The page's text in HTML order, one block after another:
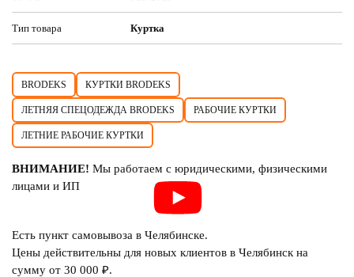
Тип товара Куртка
BRODEKS КУРТКИ BRODEKS
ЛЕТНЯЯ СПЕЦОДЕЖДА BRODEKS РАБОЧИЕ КУРТКИ
ЛЕТНИЕ РАБОЧИЕ КУРТКИ
ВНИМАНИЕ! Мы работаем с юридическими, физическими
лицами и ИП
Есть пункт самовывоза в Челябинске.
Цены действительны для новых клиентов в Челябинск на
сумму от 30 000 ₽.